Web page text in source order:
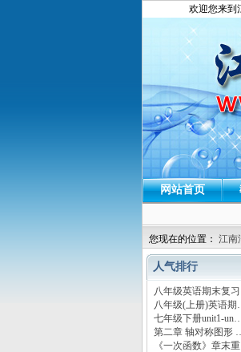
欢迎您来到
网站首页
您现在的位置： 江南
人气排行
八年级英语期末复
八年级(上册)英语
七年级下册unit1-
第二章 轴对称图形
《一次函数》章末